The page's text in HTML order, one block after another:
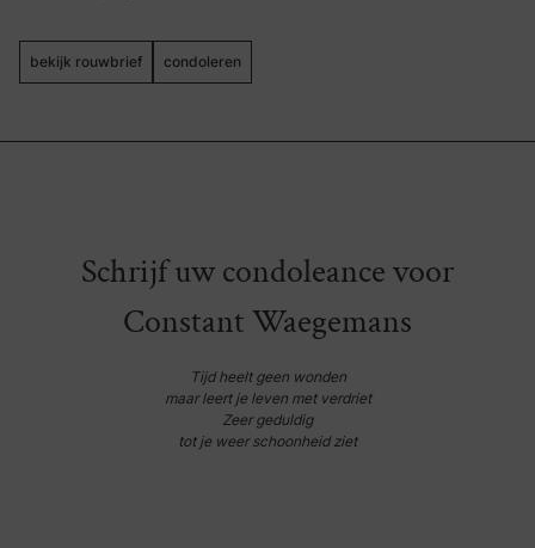
bekijk rouwbrief condoleren
Schrijf uw condoleance voor
Constant Waegemans
Tijd heelt geen wonden
maar leert je leven met verdriet
Zeer geduldig
tot je weer schoonheid ziet